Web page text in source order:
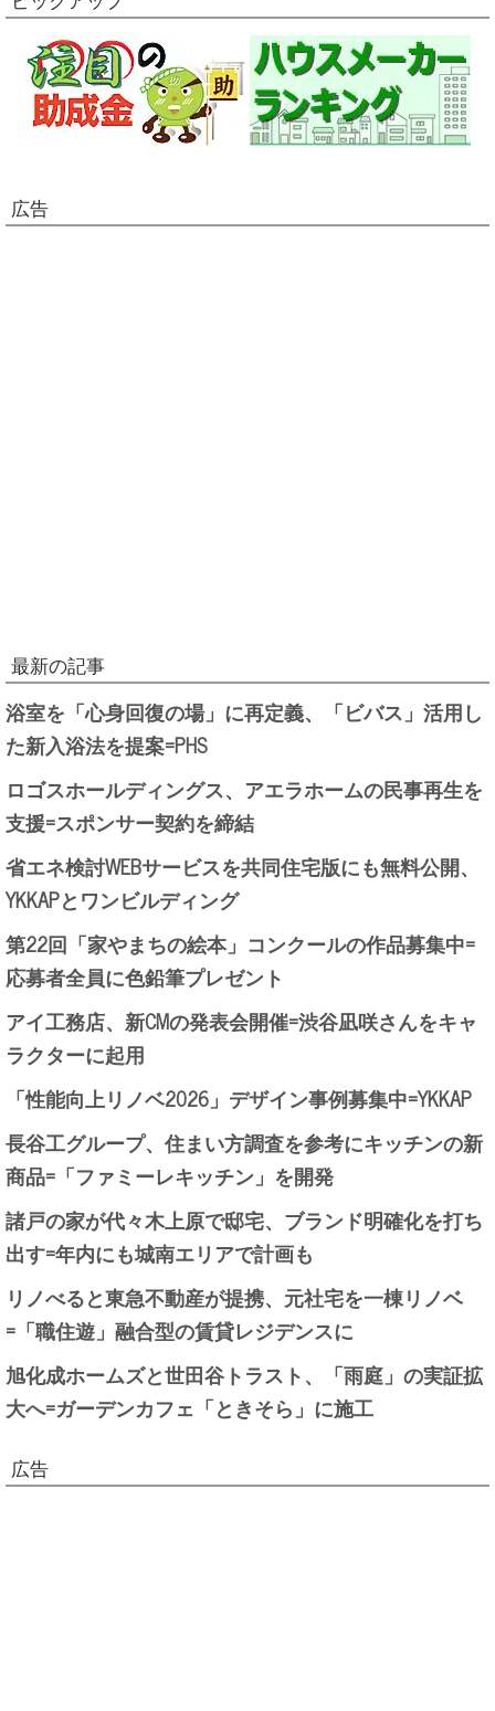
広告
最新の記事
浴室を「心身回復の場」に再定義、「ビバス」活用し
た新入浴法を提案=PHS
ロゴスホールディングス、アエラホームの民事再生を
支援=スポンサー契約を締結
省エネ検討WEBサービスを共同住宅版にも無料公開、
YKKAPとワンビルディング
第22回「家やまちの絵本」コンクールの作品募集中=
応募者全員に色鉛筆プレゼント
アイ工務店、新CMの発表会開催=渋谷凪咲さんをキャ
ラクターに起用
「性能向上リノベ2026」デザイン事例募集中=YKKAP
長谷工グループ、住まい方調査を参考にキッチンの新
商品=「ファミーレキッチン」を開発
諸戸の家が代々木上原で邸宅、ブランド明確化を打ち
出す=年内にも城南エリアで計画も
リノべると東急不動産が提携、元社宅を一棟リノベ
=「職住遊」融合型の賃貸レジデンスに
旭化成ホームズと世田谷トラスト、「雨庭」の実証拡
大へ=ガーデンカフェ「ときそら」に施工
広告